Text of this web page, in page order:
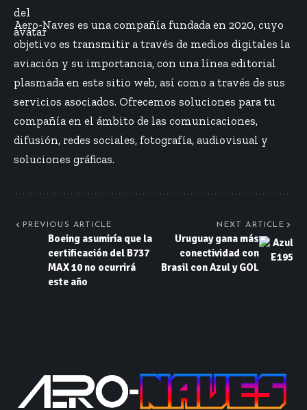
Aero-Naves es una compañía fundada en 2020, cuyo
objetivo es transmitir a través de medios digitales la
aviación y su importancia, con una línea editorial
plasmada en este sitio web, así como a través de sus
servicios asociados. Ofrecemos soluciones para tu
compañía en el ámbito de las comunicaciones,
difusión, redes sociales, fotografía, audiovisual y
soluciones gráficas.
PREVIOUS ARTICLE
Boeing asumiría que la
certificación del B737
MAX 10 no ocurrirá
este año
NEXT ARTICLE
Uruguay gana más
conectividad con
Brasil con Azul y GOL